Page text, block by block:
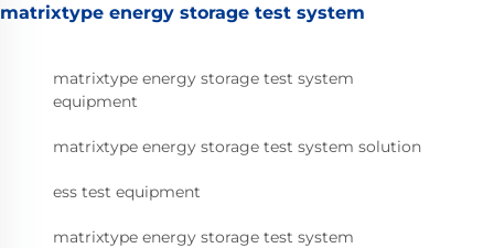
matrixtype energy storage test system
matrixtype energy storage test system
equipment
matrixtype energy storage test system solution
ess test equipment
matrixtype energy storage test system